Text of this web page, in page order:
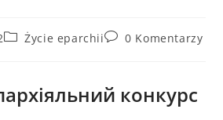
Życie eparchii 0 Komentarzy
конкурс